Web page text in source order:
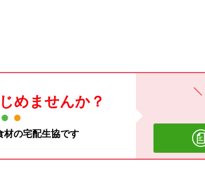
めませんか？
材の宅配生協です